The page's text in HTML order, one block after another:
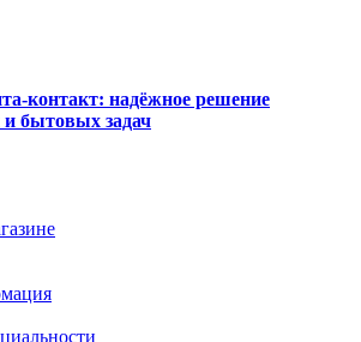
контакт: надёжное решение
бытовых задач